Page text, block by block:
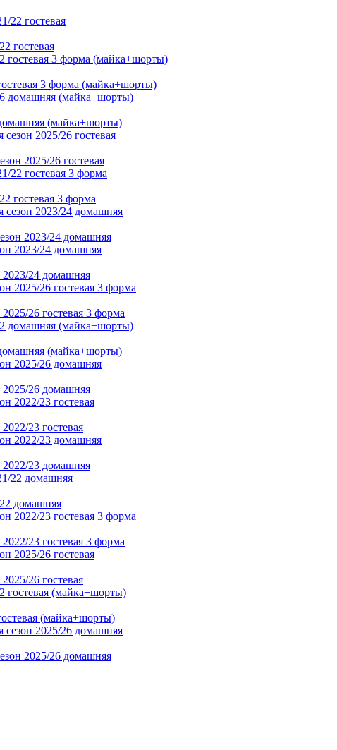
гостевая
3 форма (майка+шорты)
(майка+шорты)
2025/26 гостевая
гостевая 3 форма
2023/24 домашняя
2023/24 домашняя
26 гостевая 3 форма
(майка+шорты)
2025/26 домашняя
23 гостевая
2022/23 домашняя
домашняя
23 гостевая 3 форма
26 гостевая
(майка+шорты)
2025/26 домашняя